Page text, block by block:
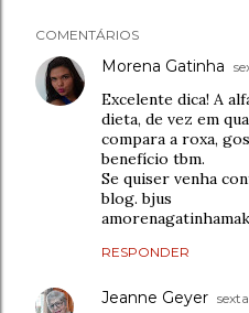
COMENTÁRIOS
Morena Gatinha
Excelente dica! A
dieta, de vez em
compara a roxa,
benefício tbm.
Se quiser venha
blog. bjus
RESPONDER
Jeanne Geyer